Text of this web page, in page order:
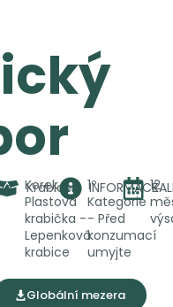
Krabice
Korek -
Plastová
krabička -
Lepenková
krabice
INFORMACE
1º
Kategorie
- Před
konzumací
umyjte
12
Globální mezera